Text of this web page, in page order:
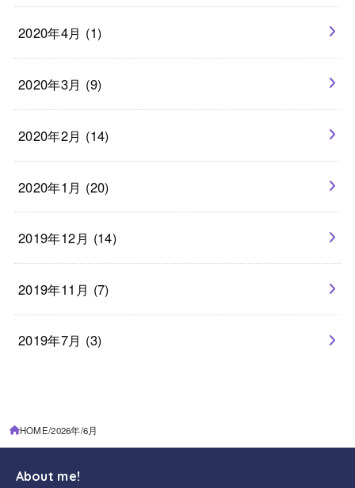
2020年4月 (1)
2020年3月 (9)
2020年2月 (14)
2020年1月 (20)
2019年12月 (14)
2019年11月 (7)
2019年7月 (3)
HOME 2026年 6月
About me!